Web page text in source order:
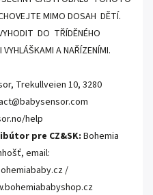
MIMO DOSAH DĚTÍ.
DO TŘÍDĚNÉHO
A NAŘÍZENÍMI.
Trekullveien 10, 3280
help
pre CZ&SK:Bohemia
email:
/